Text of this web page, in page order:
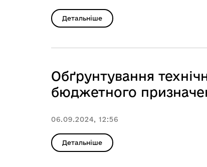
Детальніше
Обґрунтування
бюджетного
06.09.2024, 12:56
Детальніше